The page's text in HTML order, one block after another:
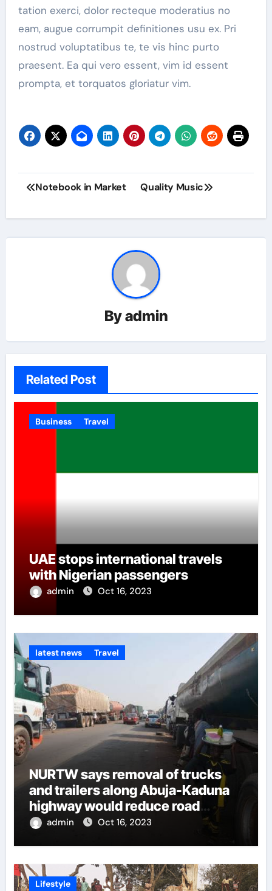
tation exerci, dolor recteque moderatius no
eam, augue corrumpit definitiones usu ex. Pri
nostrud voluptatibus te, te vis hinc purto
praesent. Ea qui vero essent, vim id essent
prompta, et torquatos gloriatur vim.
Notebook in Market Quality Music
Byadmin
Related Post
Business Travel
UAE stops international travels
with Nigerian passengers
admin Oct 16, 2023
latest news Travel
NURTW says removal of trucks
and trailers along Abuja-Kaduna
highway would reduce road
insecurities
admin Oct 16, 2023
Lifestyle